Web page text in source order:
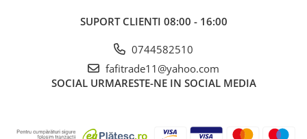
SUPORT CLIENTI 08:00 - 16:00
0744582510
fafitrade11@yahoo.com
SOCIAL URMARESTE-NE IN SOCIAL MEDIA